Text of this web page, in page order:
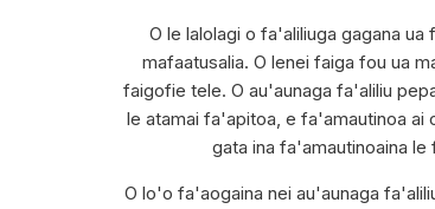
O le lalolagi o fa'aliliuga gagana
mafaatusalia. O lenei faiga fou ua
faigofie tele. O au'aunaga fa'aliliu
le atamai fa'apitoa, e fa'amautinoa ai
gata ina fa'amautinoaina
O lo'o fa'aogaina nei au'aunaga